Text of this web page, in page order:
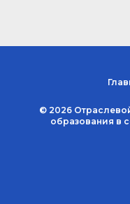
© 2026
образования в